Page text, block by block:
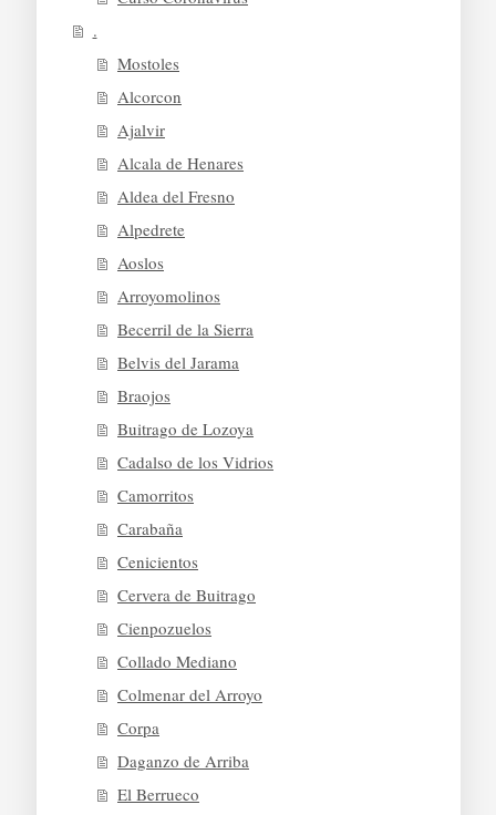
.
Mostoles
Alcorcon
Ajalvir
Alcala de Henares
Aldea del Fresno
Alpedrete
Aoslos
Arroyomolinos
Becerril de la Sierra
Belvis del Jarama
Braojos
Buitrago de Lozoya
Cadalso de los Vidrios
Camorritos
Carabaña
Cenicientos
Cervera de Buitrago
Cienpozuelos
Collado Mediano
Colmenar del Arroyo
Corpa
Daganzo de Arriba
El Berrueco